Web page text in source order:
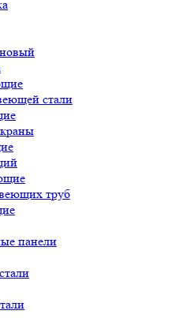
стали
труб
панели